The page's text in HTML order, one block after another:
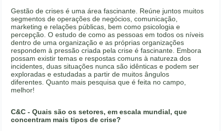
Gestão de crises é uma área fascinante. Reúne juntos muitos
segmentos de operações de negócios, comunicação,
marketing e relações públicas, bem como psicologia e
percepção. O estudo de como as pessoas em todos os níveis
dentro de uma organização e as próprias organizações
respondem à pressão criada pela crise é fascinante. Embora
possam existir temas e respostas comuns à natureza dos
incidentes, duas situações nunca são idênticas e podem ser
exploradas e estudadas a partir de muitos ângulos
diferentes. Quanto mais pesquisa que é feita no campo,
melhor!
C&C - Quais são os setores, em escala mundial, que
concentram mais tipos de crise?